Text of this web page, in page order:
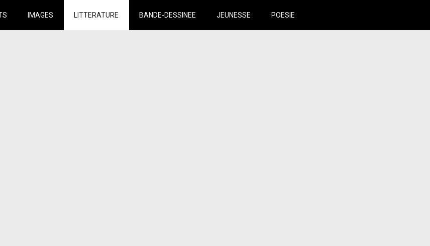
IMAGES LITTERATURE BANDE-DESSINEE JEUNESSE POESIE